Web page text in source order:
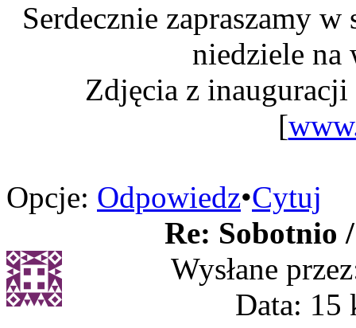
Serdecznie zapraszamy
niedziele na
Zdjęcia z
[
Opcje: Odpowiedz•Cytuj
Re: Sobotnio
Wysłane
Data: 15